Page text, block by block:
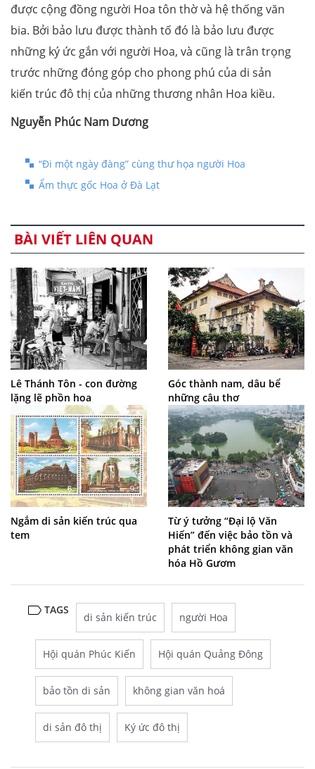
được cộng đồng người Hoa tôn thờ và hệ thống văn
bia. Bởi bảo lưu được thành tố đó là bảo lưu được
những ký ức gắn với người Hoa, và cũng là trân trọng
trước những đóng góp cho phong phú của di sản
kiến trúc đô thị của những thương nhân Hoa kiều.
Nguyễn Phúc Nam Dương
“Đi một ngày đàng” cùng thư họa người Hoa
Ẩm thực gốc Hoa ở Đà Lạt
BÀI VIẾT LIÊN QUAN
Lê Thánh Tôn - con đường
lặng lẽ phồn hoa
Góc thành nam, dâu bể
những câu thơ
Ngắm di sản kiến trúc qua
tem
Từ ý tưởng “Đại lộ Văn
Hiến” đến việc bảo tồn và
phát triển không gian văn
hóa Hồ Gươm
TAGS
di sản kiến trúc người Hoa
Hội quán Phúc Kiến Hội quán Quảng Đông
bảo tồn di sản không gian văn hoá
di sản đô thị Ký ức đô thị